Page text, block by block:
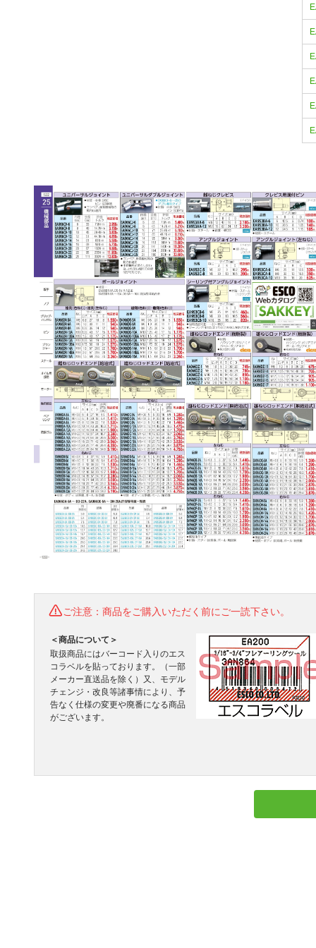
ご注意：商品をご購入いただく前にご一読下さい。
＜商品について＞
取扱商品にはバーコード入りのエス
コラベルを貼っております。（一部
メーカー直送品を除く）又、モデル
チェンジ・改良等諸事情により、予
告なく仕様の変更や廃番になる商品
がございます。